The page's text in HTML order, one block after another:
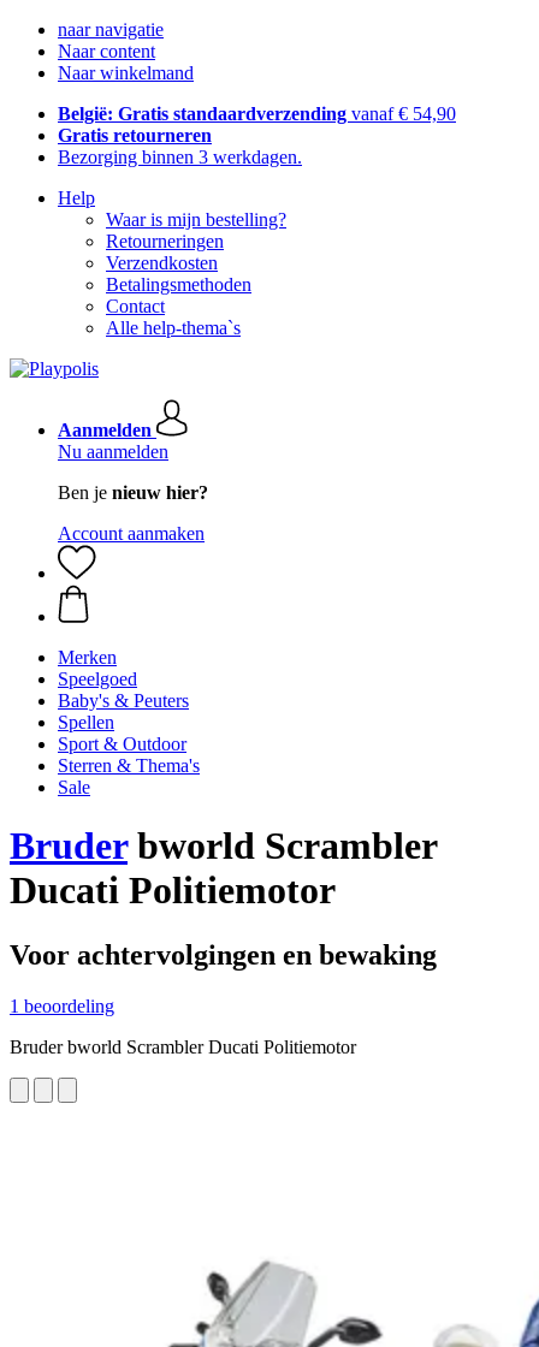
naar navigatie
Naar content
Naar winkelmand
België: Gratis standaardverzending vanaf € 54,90
Gratis retourneren
Bezorging binnen 3 werkdagen.
Help
Waar is mijn bestelling?
Retourneringen
Verzendkosten
Betalingsmethoden
Contact
Alle help-thema`s
Aanmelden
Nu aanmelden
Ben je nieuw hier?
Account aanmaken
Merken
Speelgoed
Baby's & Peuters
Spellen
Sport & Outdoor
Sterren & Thema's
Sale
Bruderbworld Scrambler
Ducati Politiemotor
Voor achtervolgingen en bewaking
1 beoordeling
Bruder bworld Scrambler Ducati Politiemotor